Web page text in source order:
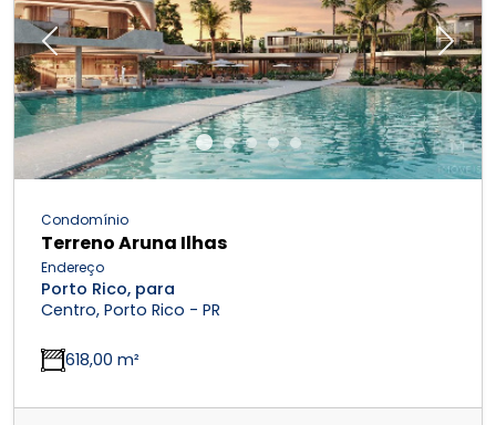
Previous Next
Condomínio
Terreno Aruna Ilhas
Endereço
Porto Rico, para
Centro, Porto Rico - PR
618,00 m²